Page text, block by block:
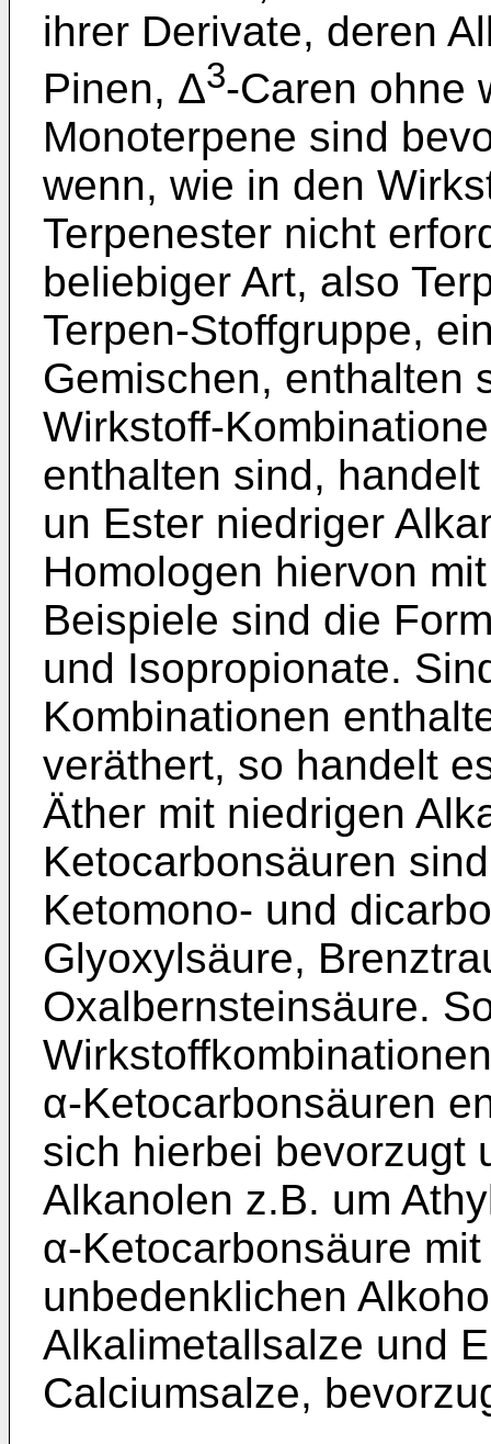
ihrer Derivate, deren
Pinen, Δ3-Caren ohne
Monoterpene sind
wenn, wie in den
Terpenester nicht
beliebiger Art, also
Terpen-Stoffgruppe,
Gemischen, enthalten
Wirkstoff-
enthalten sind,
un Ester niedriger
Homologen hiervon
Beispiele sind die
und Isopropionate.
Kombinationen
veräthert, so handelt
Äther mit niedrigen
Ketocarbonsäuren
Ketomono- und
Glyoxylsäure,
Oxalbernsteinsäure.
α-Ketocarbonsäuren
sich hierbei bevorzugt
Alkanolen z.B. um
α-Ketocarbonsäure
unbedenklichen
Alkalimetallsalze und
Calciumsalze,